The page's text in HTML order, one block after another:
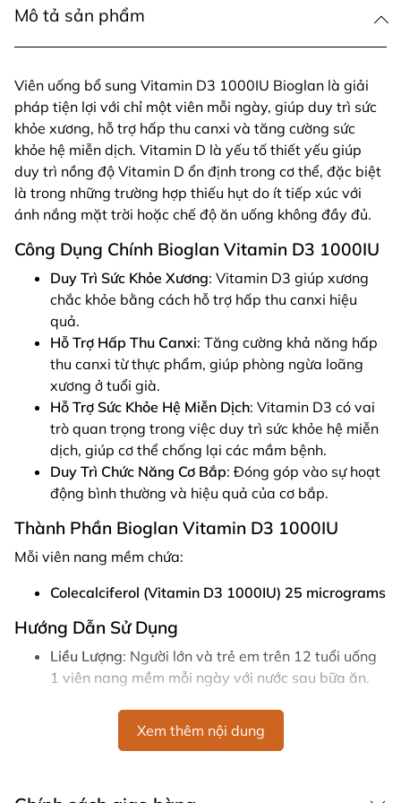
Mô tả sản phẩm
Viên uống bổ sung Vitamin D3 1000IU Bioglan là giải
pháp tiện lợi với chỉ một viên mỗi ngày, giúp duy trì sức
khỏe xương, hỗ trợ hấp thu canxi và tăng cường sức
khỏe hệ miễn dịch. Vitamin D là yếu tố thiết yếu giúp
duy trì nồng độ Vitamin D ổn định trong cơ thể, đặc biệt
là trong những trường hợp thiếu hụt do ít tiếp xúc với
ánh nắng mặt trời hoặc chế độ ăn uống không đầy đủ.
Công Dụng Chính Bioglan Vitamin D3 1000IU
Duy Trì Sức Khỏe Xương: Vitamin D3 giúp xương
chắc khỏe bằng cách hỗ trợ hấp thu canxi hiệu
quả.
Hỗ Trợ Hấp Thu Canxi: Tăng cường khả năng hấp
thu canxi từ thực phẩm, giúp phòng ngừa loãng
xương ở tuổi già.
Hỗ Trợ Sức Khỏe Hệ Miễn Dịch: Vitamin D3 có vai
trò quan trọng trong việc duy trì sức khỏe hệ miễn
dịch, giúp cơ thể chống lại các mầm bệnh.
Duy Trì Chức Năng Cơ Bắp: Đóng góp vào sự hoạt
động bình thường và hiệu quả của cơ bắp.
Thành Phần Bioglan Vitamin D3 1000IU
Mỗi viên nang mềm chứa:
Colecalciferol (Vitamin D3 1000IU) 25 micrograms
Hướng Dẫn Sử Dụng
Liều Lượng: Người lớn và trẻ em trên 12 tuổi uống
1 viên nang mềm mỗi ngày với nước sau bữa ăn.
Lưu Ý An Toàn
Sản phẩm chứa sulfites.
bằng.
Xem thêm nội dung